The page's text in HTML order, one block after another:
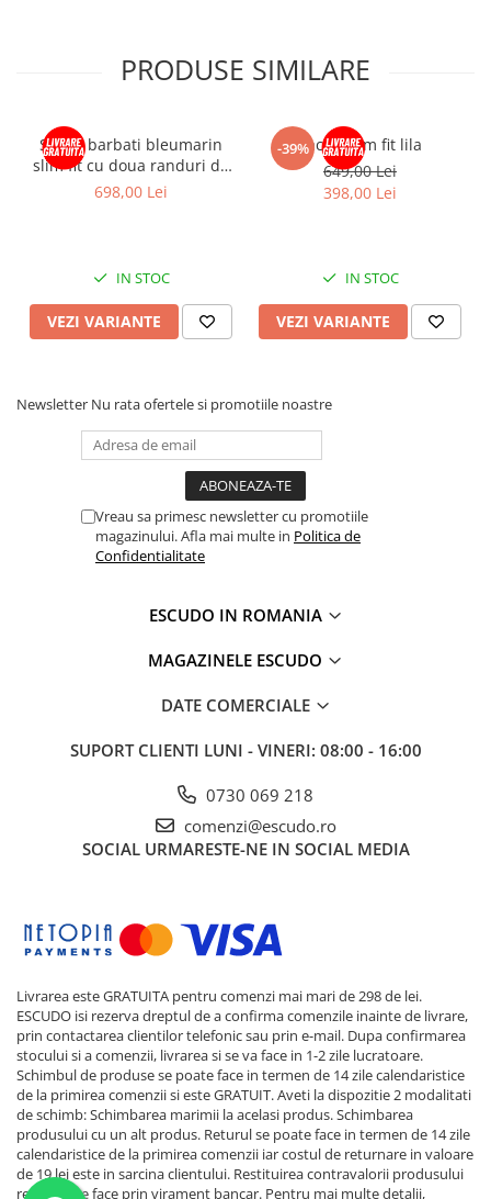
PRODUSE SIMILARE
Sacou barbati bleumarin
slim fit cu doua randuri de
nasturi
698,00 Lei
IN STOC
VEZI VARIANTE
-39%Sacou slim fit lila
649,00 Lei
398,00 Lei
IN STOC
VEZI VARIANTE
Newsletter Nu rata ofertele si promotiile noastre
Vreau sa primesc newsletter cu promotiile
magazinului. Afla mai multe in Politica de
Confidentialitate
ESCUDO IN ROMANIA
MAGAZINELE ESCUDO
DATE COMERCIALE
SUPORT CLIENTI LUNI - VINERI: 08:00 - 16:00
0730 069 218
comenzi@escudo.ro
SOCIAL URMARESTE-NE IN SOCIAL MEDIA
Livrarea este GRATUITA pentru comenzi mai mari de 298 de lei.
ESCUDO isi rezerva dreptul de a confirma comenzile inainte de livrare,
prin contactarea clientilor telefonic sau prin e-mail. Dupa confirmarea
stocului si a comenzii, livrarea si se va face in 1-2 zile lucratoare.
Schimbul de produse se poate face in termen de 14 zile calendaristice
de la primirea comenzii si este GRATUIT. Aveti la dispozitie 2 modalitati
de schimb: Schimbarea marimii la acelasi produs. Schimbarea
produsului cu un alt produs. Returul se poate face in termen de 14 zile
calendaristice de la primirea comenzii iar costul de returnare in valoare
de 19 lei este in sarcina clientului. Restituirea contravalorii produsului
returnat se face prin virament bancar. Pentru mai multe detalii,